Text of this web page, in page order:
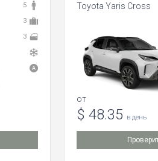
5
3
3
Toyota Yaris Cross
от
$ 48.35 в день